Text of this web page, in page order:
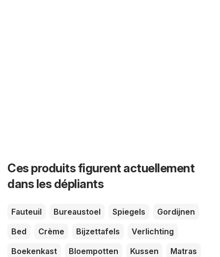
Ces produits figurent actuellement
dans les dépliants
Fauteuil Bureaustoel Spiegels
Gordijnen
Bed
Crème Bijzettafels
Verlichting
Boekenkast
Bloempotten Kussen
Matras